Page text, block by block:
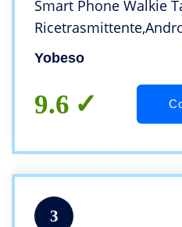
Smart Phone Walkie
Waterproof Two-Way
Cell Phone,Zello, Dual
Yobeso
9.6
3